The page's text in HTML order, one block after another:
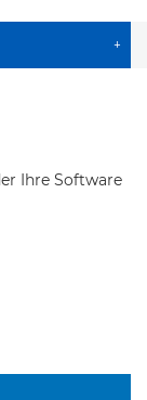
+
Ihre Software